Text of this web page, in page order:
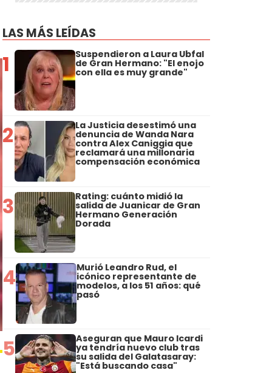
LAS MÁS LEÍDAS
1 Suspendieron a Laura Ubfal
de Gran Hermano: "El enojo
con ella es muy grande"
2 La Justicia desestimó una
denuncia de Wanda Nara
contra Alex Caniggia que
reclamará una millonaria
compensación económica
3 Rating: cuánto midió la
salida de Juanicar de Gran
Hermano Generación
Dorada
4 Murió Leandro Rud, el
icónico representante de
modelos, a los 51 años: qué
pasó
5 Aseguran que Mauro Icardi
ya tendría nuevo club tras
su salida del Galatasaray:
"Está buscando casa"